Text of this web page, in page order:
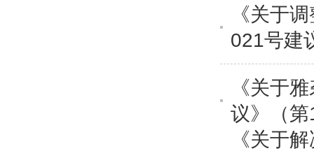
《关于
021号建
《关于
议》（
《关于